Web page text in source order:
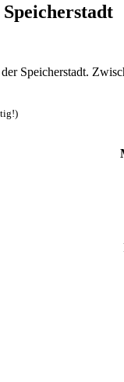
Speicherstadt.